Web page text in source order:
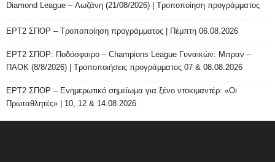
Diamond League – Λωζάνη (21/08/2026) | Τροποποίηση προγράμματος
ΕΡΤ2 ΣΠΟΡ – Τροποποίηση προγράμματος | Πέμπτη 06.08.2026
ΕΡΤ2 ΣΠΟΡ: Ποδόσφαιρο – Champions League Γυναικών: Μπραν –
ΠΑΟΚ (8/8/2026) | Τροποποιήσεις προγράμματος 07 & 08.08.2026
ΕΡΤ2 ΣΠΟΡ – Ενημερωτικό σημείωμα για ξένο ντοκιμαντέρ: «Οι
Πρωταθλητές» | 10, 12 & 14.08.2026